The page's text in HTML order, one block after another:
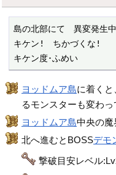
島の北部にて　異変発生中
キケン!　ちかづくな!
キケン度･ふめい
ヨッドムア島に着く
るモンスターも変わっ
ヨッドムア島中央の魔
北へ進むとBOSSデモ
撃破目安レベル